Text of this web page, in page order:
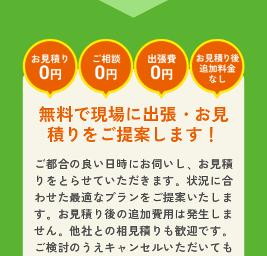
無料で現場に出張・お見
積りをご提案します！
ご都合の良い日時にお伺いし、お見積
りをとらせていただきます。状況に合
わせた最適なプランをご提案いたしま
す。
お見積り後の追加費用は発生しま
せん。他社との相見積りも歓迎です。
ご検討のうえキャンセルいただいても